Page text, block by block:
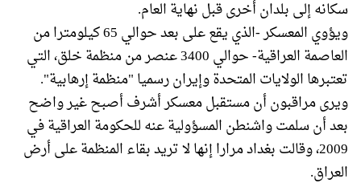
سكانه إلى بلدان أخرى قبل نهاية العام.
ويؤوي المعسكر -الذي يقع على بعد حوالي 65 كيلومترا من
العاصمة العراقية- حوالي 3400 عنصر من منظمة خلق، التي
تعتبرها الولايات المتحدة وإيران رسميا "منظمة إرهابية".
ويرى مراقبون أن مستقبل معسكر أشرف أصبح غير واضح
بعد أن سلمت واشنطن المسؤولية عنه للحكومة العراقية في
2009، وقالت بغداد مرارا إنها لا تريد بقاء المنظمة على أرض
العراق.